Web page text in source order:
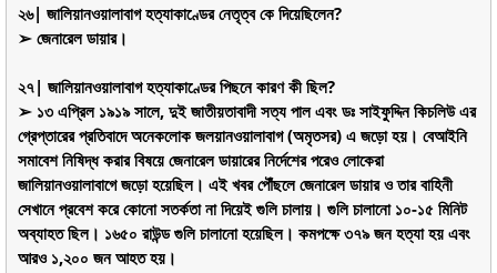
২৬| জালিয়ানওয়ালাবাগ হত্যাকাণ্ডের নেতৃত্ব কে দিয়েছিলেন?
➢ জেনারেল ডায়ার।
২৭| জালিয়ানওয়ালাবাগ হত্যাকাণ্ডের পিছনে কারণ কী ছিল?
➢ ১৩ এপ্রিল ১৯১৯ সালে, দুই জাতীয়তাবাদী সত্য পাল এবং ডঃ সাইফুদ্দিন কিচলিউ এর
গ্রেপ্তারের প্রতিবাদে অনেকলোক জলয়ানওয়ালাবাগ (অমৃতসর) এ জড়ো হয়। বেআইনি
সমাবেশ নিষিদ্ধ করার বিষয়ে জেনারেল ডায়ারের নির্দেশের পরেও লোকেরা
জালিয়ানওয়ালাবাগে জড়ো হয়েছিল। এই খবর পৌঁছলে জেনারেল ডায়ার ও তার বাহিনী
সেখানে প্রবেশ করে কোনো সতর্কতা না দিয়েই গুলি চালায়। গুলি চালানো ১০-১৫ মিনিট
অব্যাহত ছিল। ১৬৫০ রাউন্ড গুলি চালানো হয়েছিল। কমপক্ষে ৩৭৯ জন হত্যা হয় এবং
আরও ১,২০০ জন আহত হয়।